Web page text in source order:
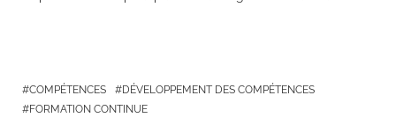
COMPÉTENCES
DÉVELOPPEMENT DES COMPÉTENCES
FORMATION CONTINUE